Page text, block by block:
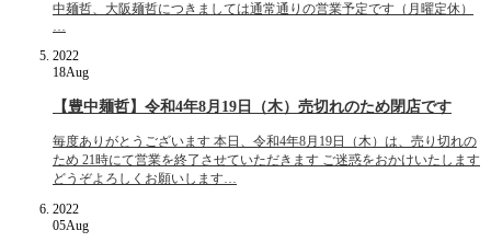
中麺哲、大阪麺哲につきましては通常通りの営業予定です（月曜定休）
…
2022
18Aug
【豊中麺哲】令和4年8月19日（木）売切れのため閉店です
毎度ありがとうございます 本日、令和4年8月19日（木）は、売り切れの
ため 21時にて営業を終了させていただきます ご迷惑をおかけいたします
どうぞよろしくお願いします…
2022
05Aug